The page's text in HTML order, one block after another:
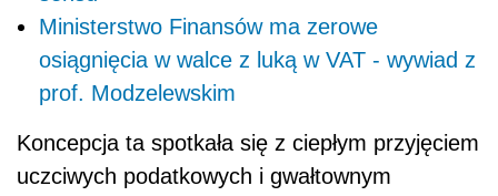
Ministerstwo Finansów ma zerowe
osiągnięcia w walce z luką w VAT - wywiad z
prof. Modzelewskim
Koncepcja ta spotkała się z ciepłym przyjęciem
uczciwych podatkowych i gwałtownym